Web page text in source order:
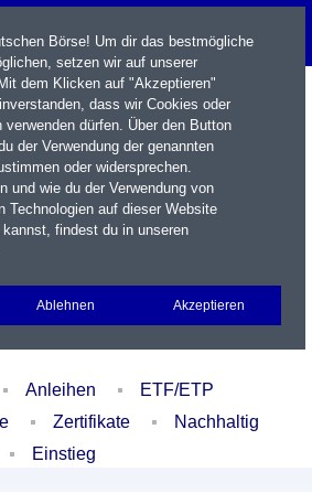
Portfolio Login
Anleihen
ETF/ETP
Zertifikate
Nachhaltig
Einstieg
Börse! Um dir das bestmögliche
setzen wir auf unserer
dem Klicken auf "Akzeptieren"
dass wir Cookies oder
verwenden dürfen. Über den Button
der Verwendung der genannten
oder widersprechen.
und wie du der Verwendung von
Technologien auf dieser Website
findest du in unseren
Ablehnen Akzeptieren